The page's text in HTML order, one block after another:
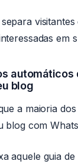
em
automáticos
blog
a maioria
blog com
aquele guia